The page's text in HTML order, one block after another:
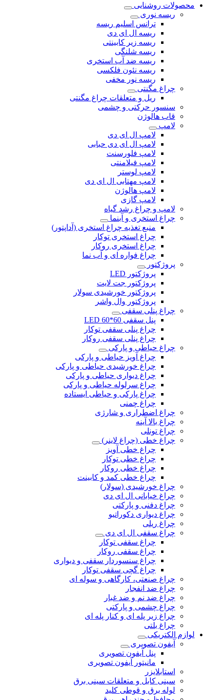
محصولات روشنایی
ریسه نوری
ترانس اسلیم ریسه
ریسه ال ای دی
ریسه زیر کابینتی
ریسه شلنگی
ریسه ضد آب استخری
ریسه نئون فلکسی
ریسه نور مخفی
چراغ مگنتی
ریل و متعلقات چراغ مگنتی
سنسور حرکتی و چشمی
قاب هالوژن
لامپ
لامپ ال ای دی
لامپ ال ای دی حبابی
لامپ فلورسنت
لامپ فیلامنتی
لامپ لوستر
لامپ مهتابی ال ای دی
لامپ هالوژن
لامپ گازی
لامپ و چراغ رشد گیاه
چراغ استخری و آبنما
منبع تغذیه چراغ استخری (آداپتور)
چراغ استخری توکار
چراغ استخری روکار
چراغ فواره ای و آب نما
پروژکتور
پروژکتور LED
پروژکتور جت لایت
پروژکتور خورشیدی سولار
پروژکتور وال واشر
چراغ پنلی سقفی
پنل سقفی 60*60 LED
چراغ پنلی سقفی توکار
چراغ پنلی سقفی روکار
چراغ حیاطی و پارکی
چراغ آویز حیاطی و پارکی
چراغ خورشیدی حیاطی و پارکی
چراغ دیواری حیاطی و پارکی
چراغ سرلوله حیاطی و پارکی
چراغ پارکی و حیاطی ایستاده
چراغ چمنی
چراغ اضطراری و شارژی
چراغ بالا آینه
چراغ تونلی
چراغ خطی (چراغ لاینر)
چراغ خطی آویز
چراغ خطی توکار
چراغ خطی روکار
چراغ خطی کمد و کابینت
چراغ خورشیدی (سولار)
چراغ خیابانی ال ای دی
چراغ دفنی و پارکتی
چراغ دیواری دکوراتیو
چراغ ریلی
چراغ سقفی ال ای دی
چراغ سقفی توکار
چراغ سقفی روکار
چراغ سنسوردار سقفی و دیواری
چراغ گچی سقفی توکار
چراغ صنعتی، کارگاهی و سوله ای
چراغ ضد انفجار
چراغ ضد نم و ضد غبار
چراغ چشمی و پارکتی
چراغ‌ زیر‌ پله‌ ای و کنار‌ پله‌ ای
چراغ بلتی
لوازم الکتریکی
آیفون تصویری
پنل آیفون تصویری
مانیتور آیفون تصویری
استابلایزر
سینی کابل و متعلقات سینی برق
لوله برق و قوطی کلید